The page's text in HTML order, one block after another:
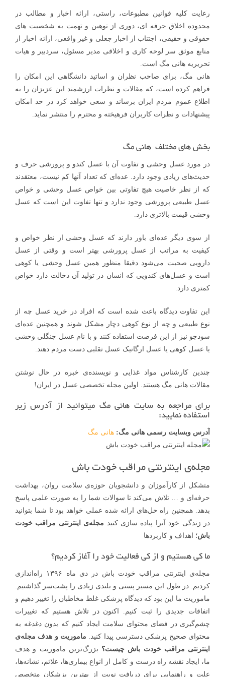
رعایت کلیه قوانین مطبوعات، راستی، ارائه اخبار و مطالب در
محدوده اخلاق حرفه ای، دوری از توهین و تهمت به شخصیت های
حقوقی و حقیقی، اجتناب از اخبار جعلی و غیر واقعی، ارائه اخبار از
منابع موثق سر لوحه کاری و اخلاقی مدیر مسئول، سردبیر و هیات
تحریریه هانی مگ است.
هانی مگ، برای صاحب نظران و اساتید دانشگاهی این امکان را
فراهم کرده است، که مقالات و نظرات ارزشمند این عزیزان را به
اطلاع عموم مردم ایران برساند و سعی خواهد کرد در حد امکان
پیشنهادات و نظرات کاربران فرهیخته و محترم را منتشر نماید.
بخش های مختلف هانی مگ
در مورد عسل وحشی و تفاوت آن با عسل کندو و پرورشی حرف و
حدیث‌های زیادی وجود دارد. عده‌ای که تعداد آنها کم نیست، معتقدند
که از نظر خاصیت هیچ تفاوتی بین خواص عسل وحشی و خواص
عسل طبیعی پرورشی وجود ندارد و تنها تفاوت این است که عسل
وحشی قیمت بالاتری دارد.
از سوی دیگر عده‌ای باور دارند که عسل وحشی از نظر خواص و
کیفیت به مراتب از عسل پرورشی بهتر است و وقتی از عسل
دارویی صحبت می‌شود دقیقا منظور همین عسل وحشی یا کوهی
است و عسل‌های کندویی که انسان در تولید آن دخالت دارد خواص
کمتری دارد.
این تفاوت دیدگاه باعث شده است که افراد در خرید عسل چه از
نوع طبیعی و چه از نوع کوهی دچار مشکل شوند و همچنین عده‌ای
سودجو نیز از این فرصت استفاده کنند و با نام عسل جنگلی وحشی
یا عسل کوهی یا عسل ارگانیک عسل تقلبی دست مردم دهند.
چندین کارشناس مواد غذایی و نویسنده‌ی خبره در حال نوشتن
مقالات هانی مگ هستند. اولین مجله تخصصی عسل در ایران!
برای مراجعه به سایت هانی مگ میتوانید از آدرس زیر
استفاده نمایید:
آدرس وبسایت رسمی هانی مگ: هانی مگ
مجله‌ی اینترنتی مراقب خودت باش
متشکل از کارآموزان و دانشجویان حوزه‌ی سلامت روان، بهداشت
حرفه‌ای و … تلاش می‌کند تا سوالات شما را به صورت علمی پاسخ
بدهد. همچنین راه حل‌های ارائه شده عملی خواهد بود تا شما بتوانید
در زندگی خود آنرا پیاده سازی کنید مجله‌ی اینترنتی مراقب خودت
باش؛ اهداف و کاربردها
ما کی هستیم و از کی فعالیت خود را آغاز کردیم؟
مجله‌ی اینترنتی مراقب خودت باش در دی ماه ۱۳۹۶ راه‌اندازی
کردیم. در طول این مسیر پستی و بلندی زیادی را پشت‌سر گذاشتیم.
ماموریت ما این بود که دیدگاه پزشکی غلط مخاطبان را تغییر دهیم و
اتفاقات جدیدی را ثبت کنیم. اکنون در تلاش هستیم که تغییرات
چشم‌گیری در فضای محتوای سلامت ایجاد کنیم که بدون دغدغه به
محتوای صحیح پزشکی دسترسی پیدا کنید. ماموریت و هدف مجله‌ی
اینترنتی مراقب خودت باش چیست؟ بزرگ‌ترین ماموریت و هدف
ما، ایجاد نقشه راه درست و کامل از انواع بیماری‌ها، علائم، نشانه‌ها،
علت و راهنمایی برای دریافت نوبت از بهترین پزشکان متخصص